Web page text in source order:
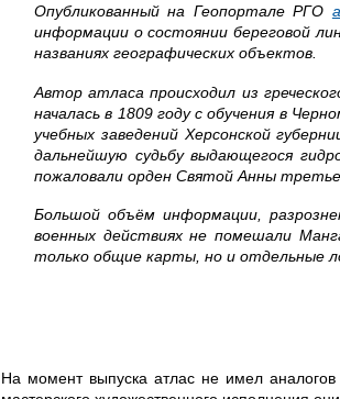
Опубликованный на Геопортале РГО
информации о состоянии береговой
названиях географических объектов.
Автор атласа происходил из
началась в 1809 году с обучения в
учебных заведений Херсонской
дальнейшую судьбу выдающегося
пожаловали орден Святой Анны
Большой объём информации,
военных действиях не помешали
только общие карты, но и отдельные
На момент выпуска атлас не имел